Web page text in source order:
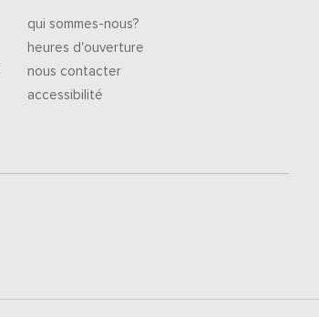
qui sommes-nous?
heures d'ouverture
nous contacter
accessibilité